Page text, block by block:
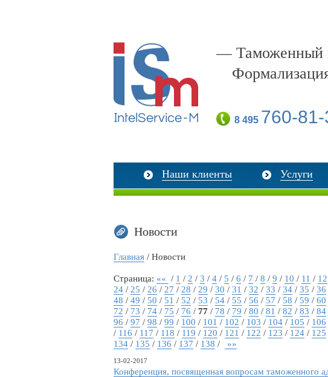
— Таможенный
8 495 760-
Наши клиенты Услуги
Новости
Главная / Новости
Страница: «« / 1 / 2 / 3 / 4 / 5 / 6 / 7 / 8 / 9 / 10 / 11 / 12
24 / 25 / 26 / 27 / 28 / 29 / 30 / 31 / 32 / 33 / 34 / 35 / 36
48 / 49 / 50 / 51 / 52 / 53 / 54 / 55 / 56 / 57 / 58 / 59 / 60
72 / 73 / 74 / 75 / 76 / 77 / 78 / 79 / 80 / 81 / 82 / 83 / 84
96 / 97 / 98 / 99 / 100 / 101 / 102 / 103 / 104 / 105 / 106
/ 116 / 117 / 118 / 119 / 120 / 121 / 122 / 123 / 124 / 125
134 / 135 / 136 / 137 / 138 / »»
13-02-2017
Конференция, посвященная вопросам таможенного